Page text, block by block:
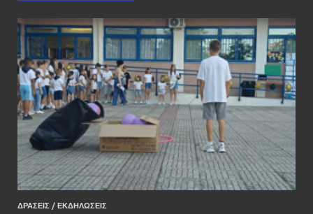
ΔΡΆΣΕΙΣ / ΕΚΔΗΛΏΣΕΙΣ